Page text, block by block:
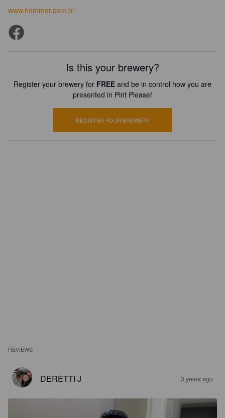
www.hemmer.com.br
Is this your brewery?
Register your brewery for FREE and be in control how you are
presented in Pint Please!
REGISTER YOUR BREWERY
REVIEWS
DERETTI J 3 years ago